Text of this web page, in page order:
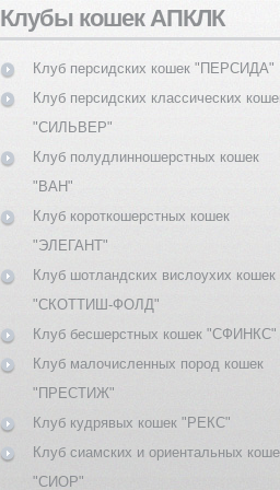
Клубы кошек АПКЛК
Клуб персидских кошек "ПЕРСИДА"
Клуб персидских классических
"СИЛЬВЕР"
Клуб полудлинношерстных кошек
"ВАН"
Клуб короткошерстных кошек
"ЭЛЕГАНТ"
Клуб шотландских вислоухих кошек
"СКОТТИШ-ФОЛД"
Клуб бесшерстных кошек "СФИНКС"
Клуб малочисленных пород кошек
"ПРЕСТИЖ"
Клуб кудрявых кошек "РЕКС"
Клуб сиамских и ориентальных
"СИОР"